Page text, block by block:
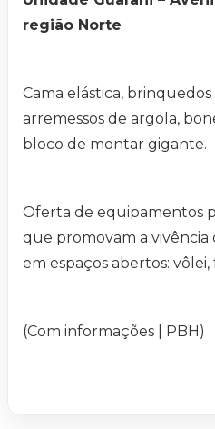
região Norte
Cama elástica, brinquedos
arremessos de argola,
bloco de montar gigante.
Oferta de equipamentos
que promovam a vivência
em espaços abertos:
(Com informações | PBH)